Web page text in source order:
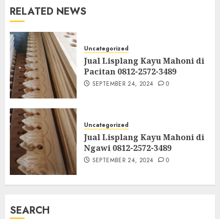
RELATED NEWS
Uncategorized
Jual Lisplang Kayu Mahoni di
Pacitan 0812-2572-3489
SEPTEMBER 24, 2024 0
Uncategorized
Jual Lisplang Kayu Mahoni di
Ngawi 0812-2572-3489
SEPTEMBER 24, 2024 0
SEARCH